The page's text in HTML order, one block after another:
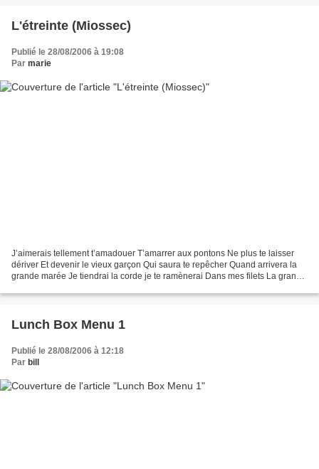
L'étreinte (Miossec)
Publié le 28/08/2006 à 19:08
Par marie
J’aimerais tellement t’amadouer T’amarrer aux pontons Ne plus te laisser
dériver Et devenir le vieux garçon Qui saura te repêcher Quand arrivera la
grande marée Je tiendrai la corde je te ramènerai Dans mes filets La grande
Lunch Box Menu 1
Publié le 28/08/2006 à 12:18
Par bill